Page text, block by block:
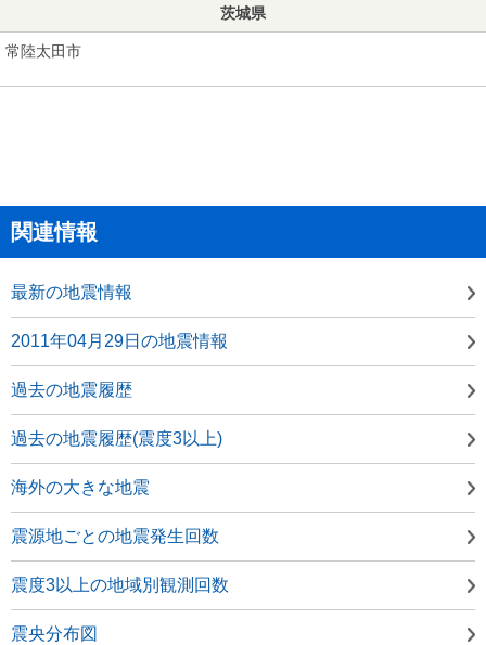
茨城県
常陸太田市
関連情報
最新の地震情報
2011年04月29日の地震情報
過去の地震履歴
過去の地震履歴(震度3以上)
海外の大きな地震
震源地ごとの地震発生回数
震度3以上の地域別観測回数
震央分布図